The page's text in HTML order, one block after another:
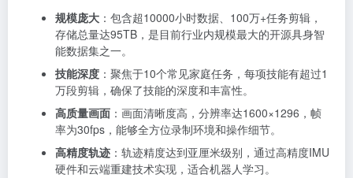
规模庞大 ：包含超10000小时数据、100万+任务剪辑，
存储总量达95TB，是目前行业内规模最大的开源具身智
能数据集之一。
技能深度 ：聚焦于10个常见家庭任务，每项技能有超过1
万段剪辑，确保了技能的深度和丰富性。
高质量画面 ：画面清晰度高，分辨率达1600×1296，帧
率为30fps，能够全方位录制环境和操作细节。
高精度轨迹 ：轨迹精度达到亚厘米级别，通过高精度IMU
硬件和云端重建技术实现，适合机器人学习。